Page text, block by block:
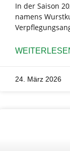
In der Saison
namens
24. März 2026